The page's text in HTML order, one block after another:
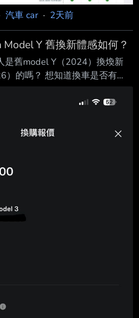
汽車 car· 2天前
Model Y 舊換新體感如何？
是舊model Y（2024）換煥新
）的嗎？ 想知道換車是否有
後想換，但短短的30分鐘試乘會
暈頭；也 怕舊車換新車的價差
目前仍在猶豫要不要交車，故